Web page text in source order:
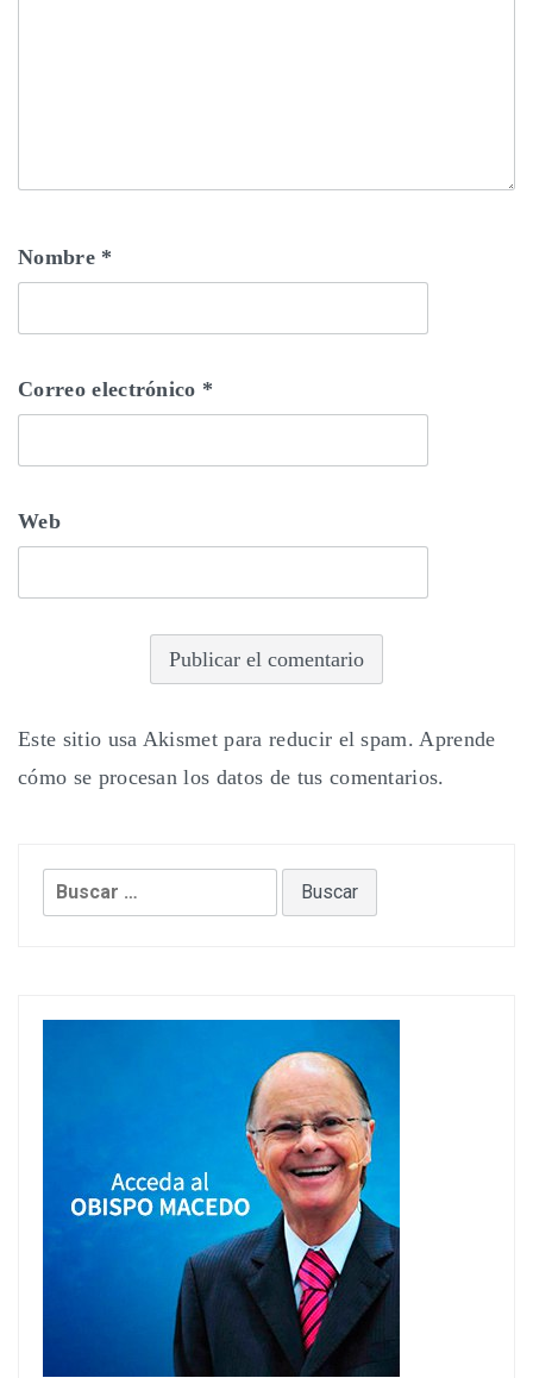
Nombre *
Correo electrónico *
Web
Este sitio usa Akismet para reducir el spam.Aprende
cómo se procesan los datos de tus comentarios.
Buscar: